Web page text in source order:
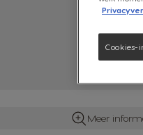
Meer
Cookies-